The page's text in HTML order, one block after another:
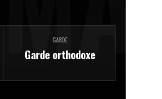
GARDE
Garde orthodoxe